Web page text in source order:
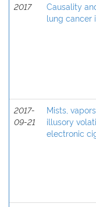
2017
Causality
lung cancer
2017-
09-21
Mists,
illusory
electronic